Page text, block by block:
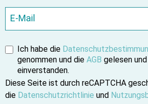
Ich habe die
genommen und die AGB gelesen
einverstanden.
Diese Seite ist durch reCAPTCHA
die Datenschutzrichtlinie und